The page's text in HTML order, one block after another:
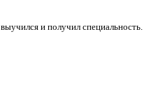
и получил специальность.